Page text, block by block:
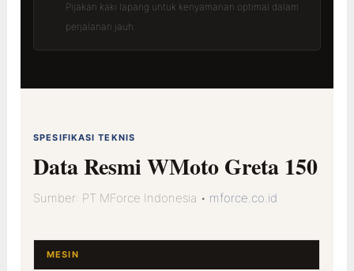
Pijakan kaki lapang untuk kenyamanan optimal dalam
perjalanan jauh.
SPESIFIKASI TEKNIS
Data Resmi WMoto Greta 150
Sumber: PT MForce Indonesia • mforce.co.id
MESIN